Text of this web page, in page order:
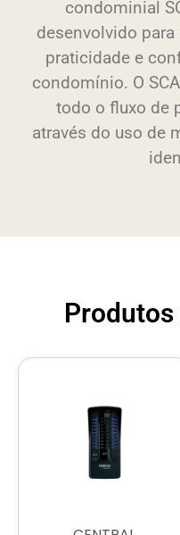
condominial
desenvolvido
praticidade e
condomínio. O
todo o fluxo de
através do uso de